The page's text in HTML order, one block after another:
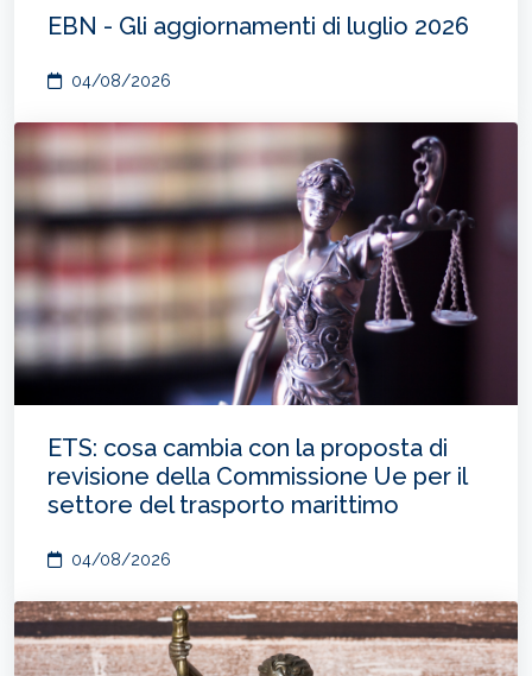
EBN - Gli aggiornamenti di luglio 2026
04/08/2026
ETS: cosa cambia con la proposta di
revisione della Commissione Ue per il
settore del trasporto marittimo
04/08/2026